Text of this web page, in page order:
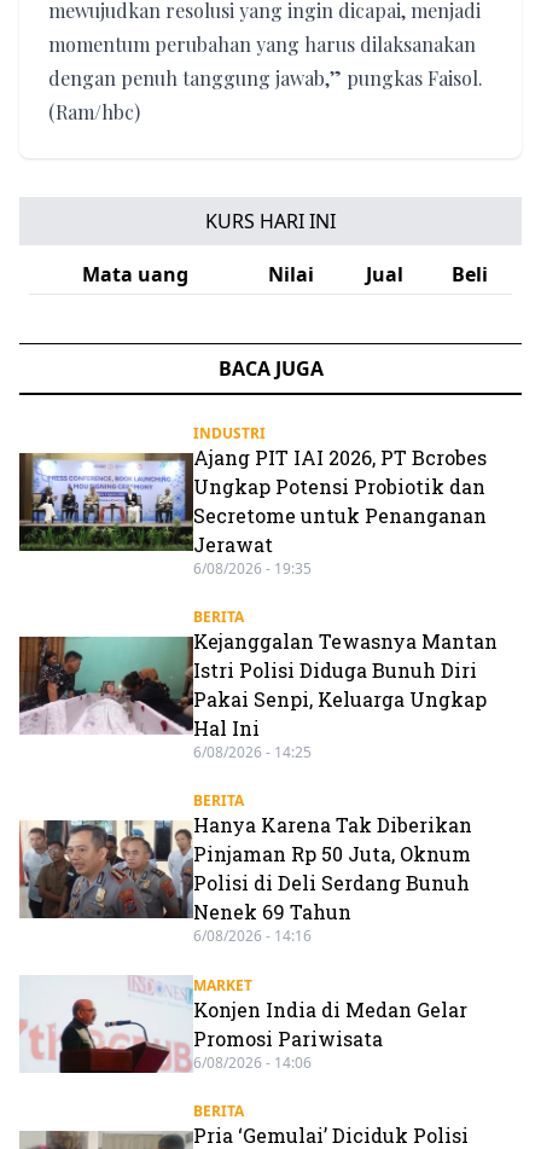
mewujudkan resolusi yang ingin dicapai, menjadi
momentum perubahan yang harus dilaksanakan
dengan penuh tanggung jawab,” pungkas Faisol.
(Ram/hbc)
KURS HARI INI
Mata uang
Nilai Jual Beli
BACA JUGA
INDUSTRI
Ajang PIT IAI 2026, PT Bcrobes
Ungkap Potensi Probiotik dan
Secretome untuk Penanganan
Jerawat
6/08/2026 - 19:35
BERITA
Kejanggalan Tewasnya Mantan
Istri Polisi Diduga Bunuh Diri
Pakai Senpi, Keluarga Ungkap
Hal Ini
6/08/2026 - 14:25
BERITA
Hanya Karena Tak Diberikan
Pinjaman Rp 50 Juta, Oknum
Polisi di Deli Serdang Bunuh
Nenek 69 Tahun
6/08/2026 - 14:16
MARKET
Konjen India di Medan Gelar
Promosi Pariwisata
6/08/2026 - 14:06
BERITA
Pria ‘Gemulai’ Diciduk Polisi